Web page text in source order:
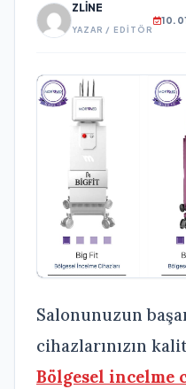
ZLINE
YAZAR / EDITÖR
Salonunuzun
cihazlarınızın
Bölgesel incelme